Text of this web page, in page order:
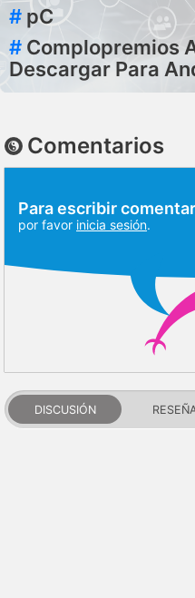
# pC
# Complopremios
Descargar Para
Comentarios
Para escribir
por favor inicia sesión.
DISCUSIÓN